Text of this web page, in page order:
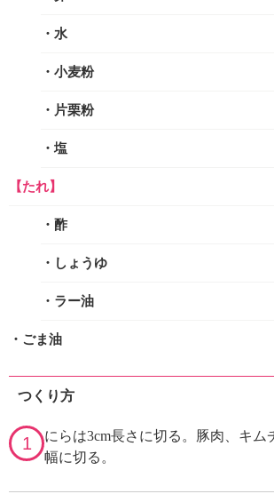
・水
・小麦粉
・片栗粉
・塩
【たれ】
・酢
・しょうゆ
・ラー油
・ごま油
つくり方
1
にらは3cm長さに切る。豚肉、キム
幅に切る。